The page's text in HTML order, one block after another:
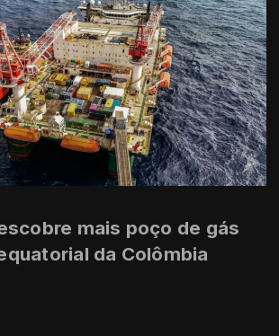
mais poço de gás
da Colômbia